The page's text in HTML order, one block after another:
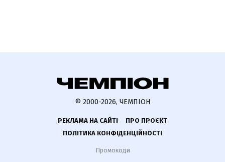
© 2000-2026, ЧЕМПІОН
РЕКЛАМА НА САЙТІ
ПРО ПРОЄКТ
ПОЛІТИКА КОНФІДЕНЦІЙНОСТІ
Промокоди